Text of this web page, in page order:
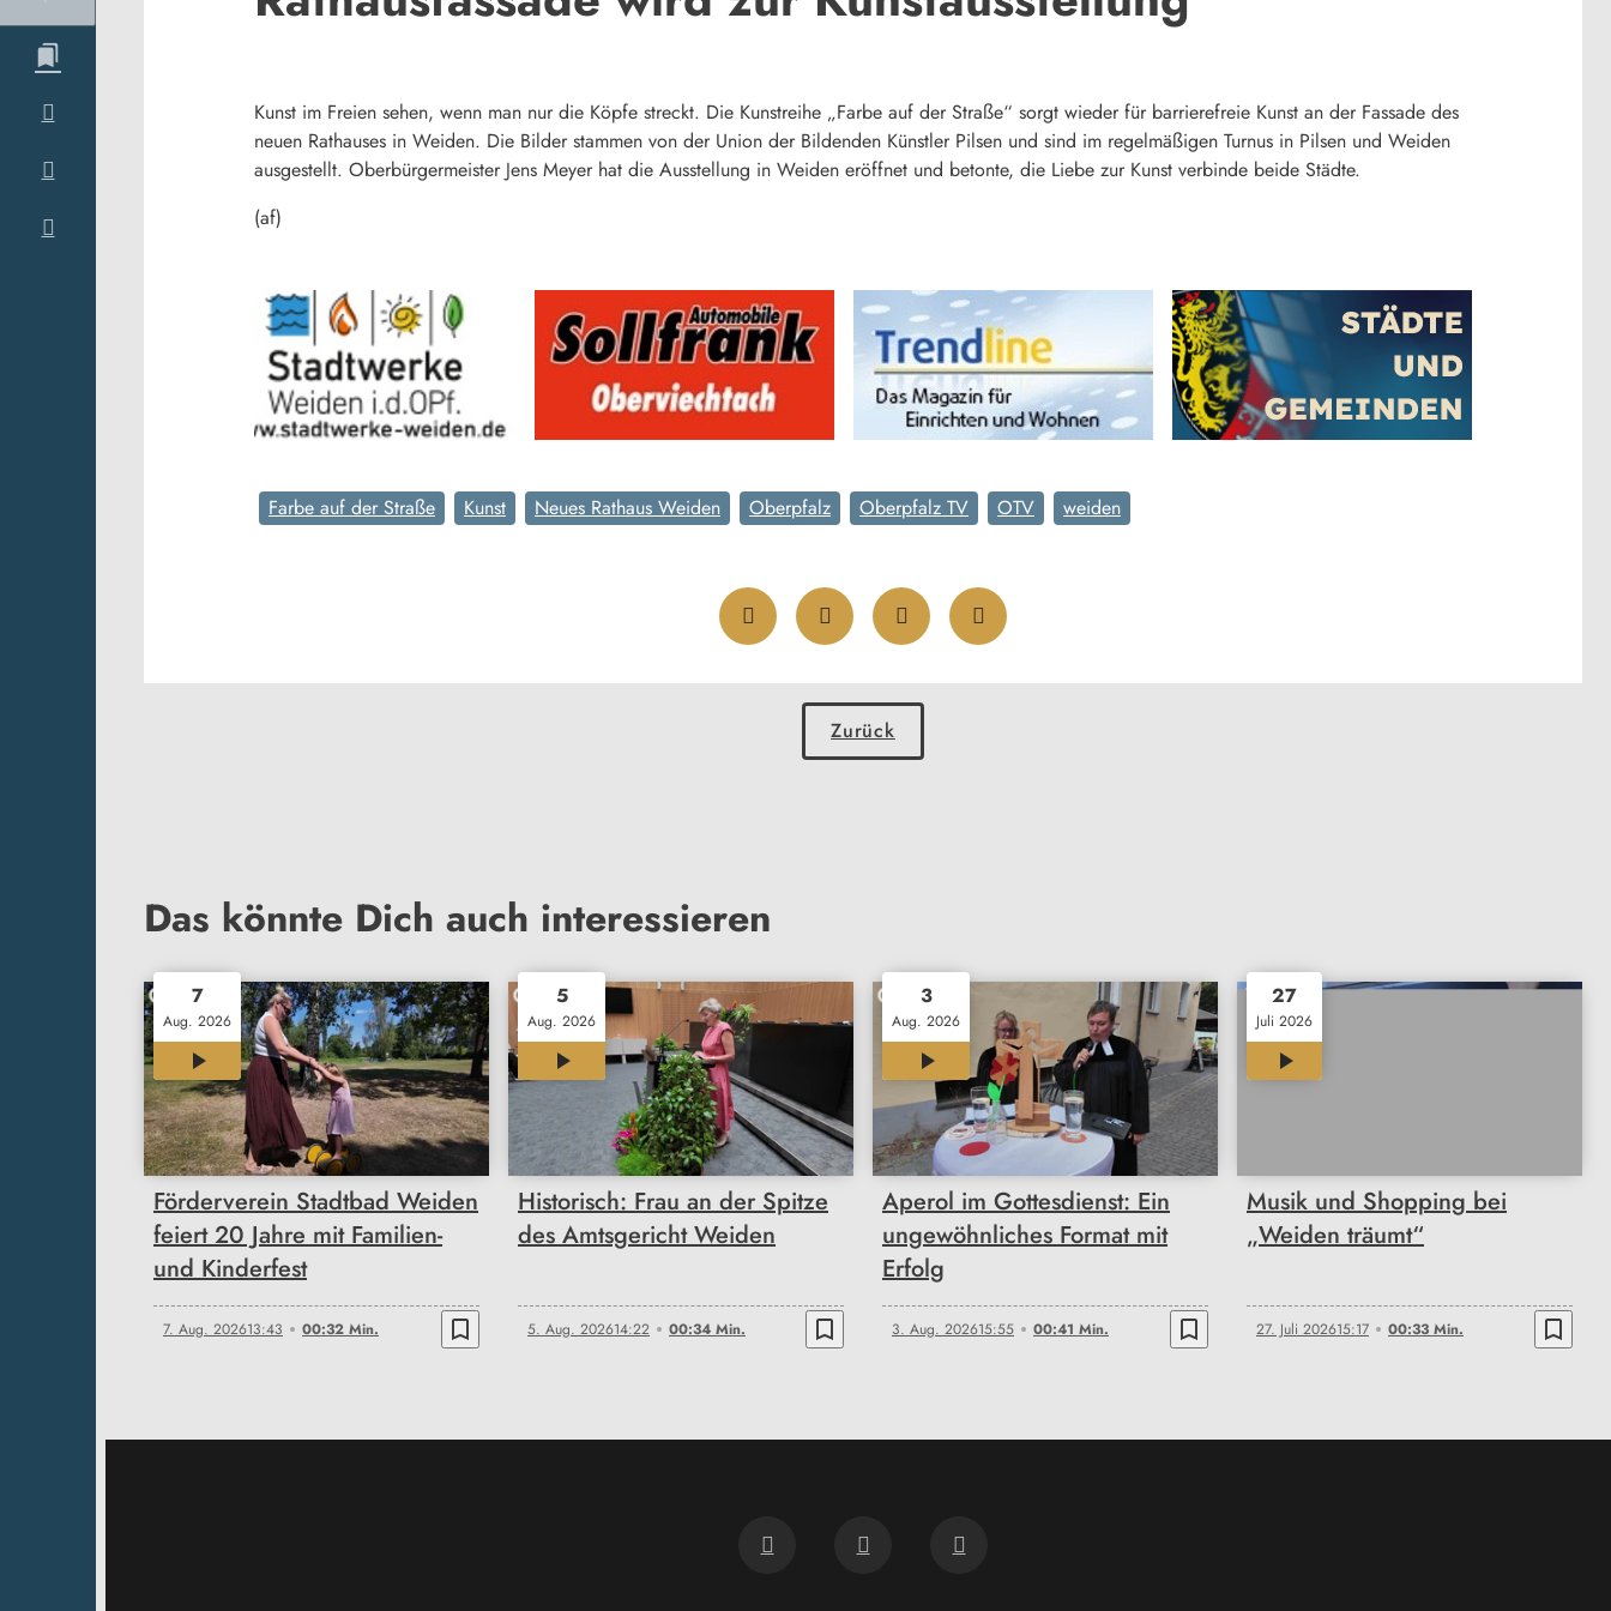
Kunst im Freien sehen, wenn man nur die Köpfe streckt. Die Kunstreihe „Farbe auf der Straße“ sorgt wieder für barrierefreie Kunst an der Fassade des
neuen Rathauses in Weiden. Die Bilder stammen von der Union der Bildenden Künstler Pilsen und sind im regelmäßigen Turnus in Pilsen und Weiden
ausgestellt. Oberbürgermeister Jens Meyer hat die Ausstellung in Weiden eröffnet und betonte, die Liebe zur Kunst verbinde beide Städte.
(af)
Farbe auf der Straße Kunst Neues Rathaus Weiden Oberpfalz Oberpfalz TV OTV weiden
Zurück
Das könnte Dich auch interessieren
7
Aug. 2026
00:32
Förderverein Stadtbad Weiden
feiert 20 Jahre mit Familien-
und Kinderfest
7. Aug. 202613:43 00:32 Min. bookmark_border
5
Aug. 2026
00:34
Historisch: Frau an der Spitze
des Amtsgericht Weiden
5. Aug. 202614:22 00:34 Min. bookmark_border
3
Aug. 2026
00:41
Aperol im Gottesdienst: Ein
ungewöhnliches Format mit
Erfolg
3. Aug. 202615:55 00:41 Min. bookmark_border
27
Juli 2026
Musik und Shopping bei
„Weiden träumt“
27. Juli 202615:17 00:33 Min. bookmark_border